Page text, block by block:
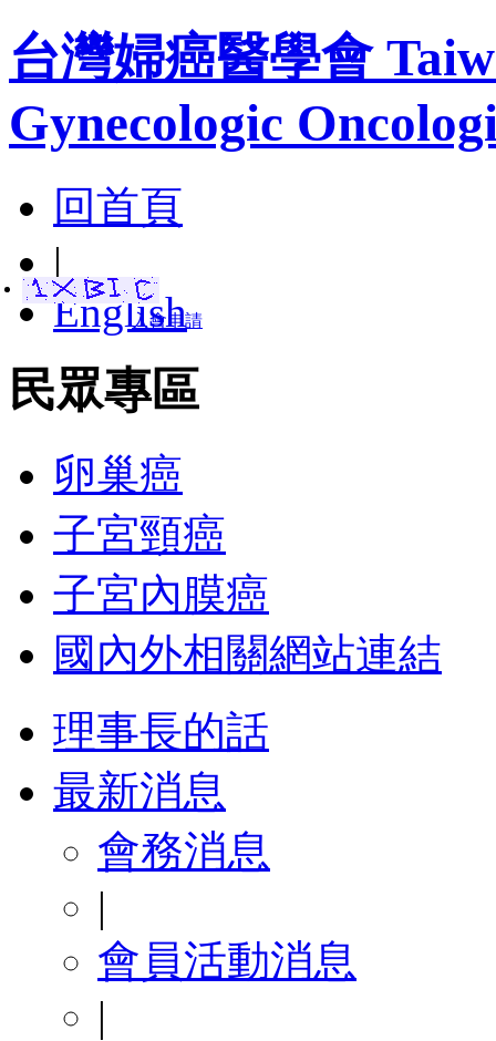
台灣婦癌醫學會
Gynecologic
回首頁
|
English
民眾專區
卵巢癌
子宮頸癌
子宮內膜癌
國內外相關網站連結
理事長的話
最新消息
會務消息
|
會員活動消息
|
入會申請